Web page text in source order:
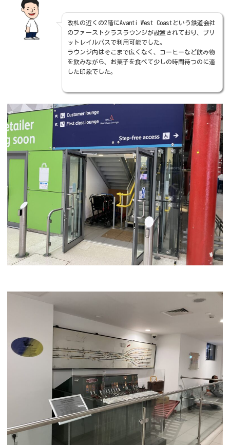
改札の近くの2階にAvanti West Coastという鉄道会社
のファーストクラスラウンジが設置されており、ブリ
ットレイルパスで利用可能でした。
ラウンジ内はそこまで広くなく、コーヒーなど飲み物
を飲みながら、お菓子を食べて少しの時間待つのに適
した印象でした。